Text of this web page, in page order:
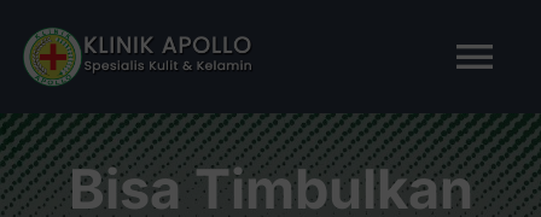
content
BERANDA
Bisa Timbulkan